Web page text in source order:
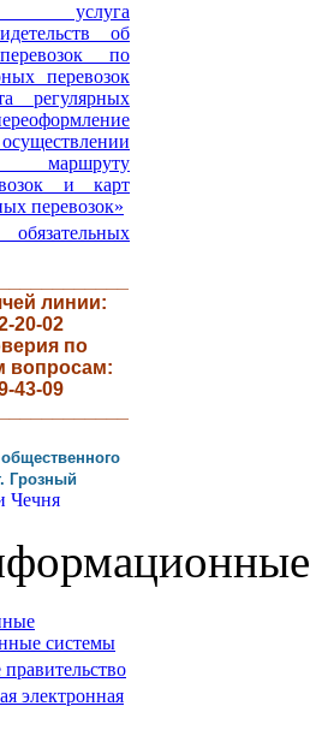
услуга
об
по
перевозок
регулярных
маршруту
и карт
перевозок»
линии:
20-02
по
вопросам:
43-09
общественного
. Грозный
системы
электронная